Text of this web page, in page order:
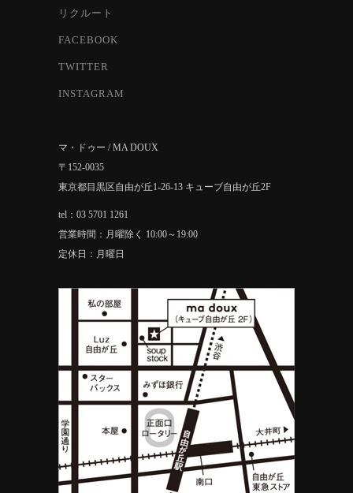
リクルート
FACEBOOK
TWITTER
INSTAGRAM
マ・ドゥー / MA DOUX
〒152-0035
東京都目黒区自由が丘1-26-13 キューブ自由が丘2F
tel：03 5701 1261
営業時間：月曜除く 10:00～19:00
定休日：月曜日